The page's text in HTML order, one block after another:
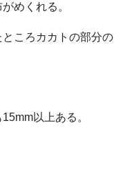
めくれる。
ころカカトの部分の
以上ある。